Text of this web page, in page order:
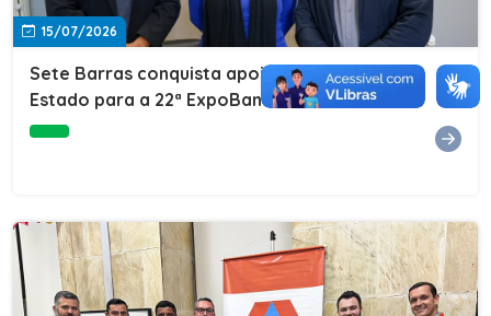
15/07/2026
Sete Barras conquista apoio do Governo do
Estado para a 22ª ExpoBanana